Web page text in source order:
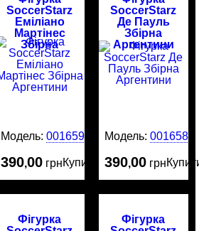
SoccerStarz
Еміліано
Мартінес
Збірна
Аргентини
Модель:0016590
390,00 грнКупити
SoccerStarz
Де Пауль
Збірна
Аргентини
Модель: 0016589
390,00 грн
Фігурка
Фігурка